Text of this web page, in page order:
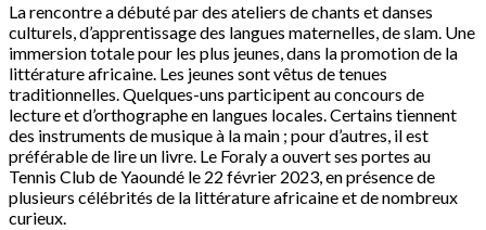
La rencontre a débuté par des ateliers de chants et danses
culturels, d’apprentissage des langues maternelles, de slam. Une
immersion totale pour les plus jeunes, dans la promotion de la
littérature africaine. Les jeunes sont vêtus de tenues
traditionnelles. Quelques-uns participent au concours de
lecture et d’orthographe en langues locales. Certains tiennent
des instruments de musique à la main ; pour d’autres, il est
préférable de lire un livre. Le Foraly a ouvert ses portes au
Tennis Club de Yaoundé le 22 février 2023, en présence de
plusieurs célébrités de la littérature africaine et de nombreux
curieux.